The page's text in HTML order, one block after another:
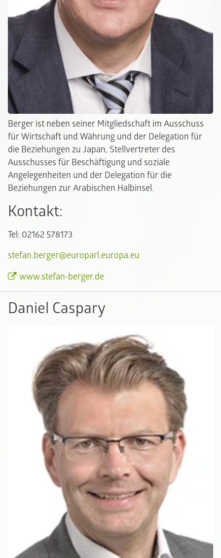
Berger ist neben seiner Mitgliedschaft im Ausschuss
für Wirtschaft und Währung und der Delegation für
die Beziehungen zu Japan, Stellvertreter des
Ausschusses für Beschäftigung und soziale
Angelegenheiten und der Delegation für die
Beziehungen zur Arabischen Halbinsel.
Kontakt:
Tel: 02162 578173
stefan.berger@europarl.europa.eu
www.stefan-berger.de
Daniel Caspary